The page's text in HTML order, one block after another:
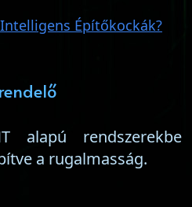
Építőkockák?
alapú rendszerekbe
a rugalmasság.